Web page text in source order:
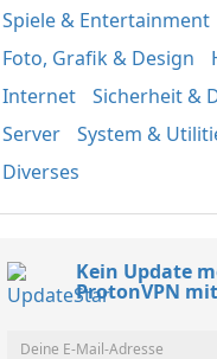
Spiele & Entertainment
Foto, Grafik & Design
Internet
Sicherheit &
Server
System &
Diverses
Kein Update
ProtonVPN